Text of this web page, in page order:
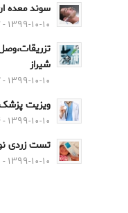
سوند معده
۱۳۹۹-۱۰-۱۰ - ۱۷:۳۳
شیراز
۱۳۹۹-۱۰-۱۰ - ۱۵:۳۲
ویزیت پزشک
۱۳۹۹-۱۰-۱۰ - ۱۵:۱۴
تست زردی
۱۳۹۹-۱۰-۱۰ - ۱۵:۱۰